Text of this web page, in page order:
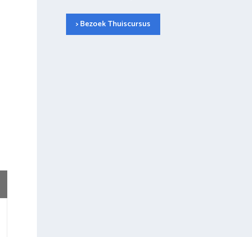
> Bezoek Thuiscursus